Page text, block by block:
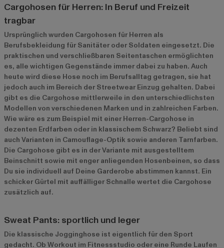
Cargohosen für Herren: In Beruf und Freizeit
tragbar
Ursprünglich wurden Cargohosen für Herren als
Berufsbekleidung für Sanitäter oder Soldaten eingesetzt. Die
praktischen und verschließbaren Seitentaschen ermöglichten
es, alle wichtigen Gegenstände immer dabei zu haben. Auch
heute wird diese Hose noch im Berufsalltag getragen, sie hat
jedoch auch im Bereich der Streetwear Einzug gehalten. Dabei
gibt es die Cargohose mittlerweile in den unterschiedlichsten
Modellen von verschiedenen Marken und in zahlreichen Farben.
Wie wäre es zum Beispiel mit einer Herren-Cargohose in
dezenten Erdfarben oder in klassischem Schwarz? Beliebt sind
auch Varianten in Camouflage-Optik sowie anderen Tarnfarben.
Die Cargohose gibt es in der Variante mit ausgestelltem
Beinschnitt sowie mit enger anliegenden Hosenbeinen, so dass
Du sie individuell auf Deine Garderobe abstimmen kannst. Ein
schicker Gürtel mit auffälliger Schnalle wertet die Cargohose
zusätzlich auf.
Sweat Pants: sportlich und leger
Die klassische Jogginghose ist eigentlich für den Sport
gedacht. Ob Workout im Fitnessstudio oder eine Runde Laufen